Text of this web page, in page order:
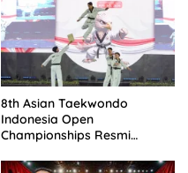
8th Asian Taekwondo
Indonesia Open
Championships Resmi